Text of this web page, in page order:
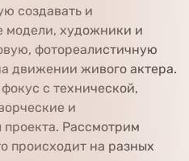
создавать и
модели, художники и
фотореалистичную
движении живого актера.
с технической,
и
Рассмотрим
происходит на разных